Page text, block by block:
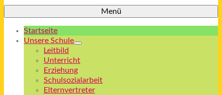
Menü
Startseite
Unsere Schule
Leitbild
Unterricht
Erziehung
Schulsozialarbeit
Elternvertreter